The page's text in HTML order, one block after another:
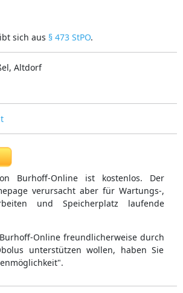
sich aus § 473 StPO.
Altdorf
Burhoff-Online ist kostenlos. Der
verursacht aber für Wartungs-,
und Speicherplatz laufende
Online freundlicherweise durch
unterstützen wollen, haben Sie